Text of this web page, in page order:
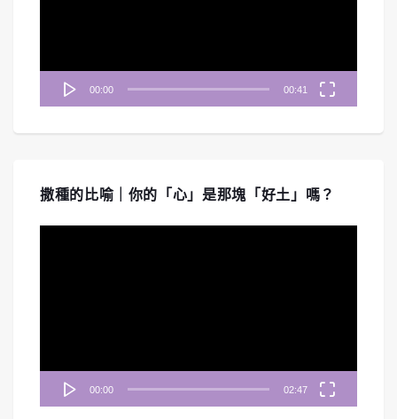
00:00 00:41
撒種的比喻｜你的「心」是那塊「好土」嗎？
00:00 02:47